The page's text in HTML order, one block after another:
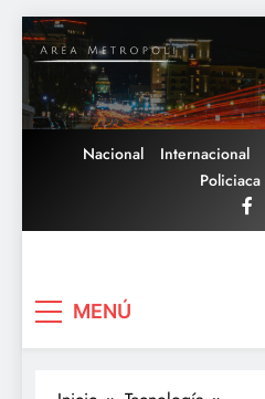
Saltar
al
contenido
Nacional Internacional
Policiaca
MENÚ